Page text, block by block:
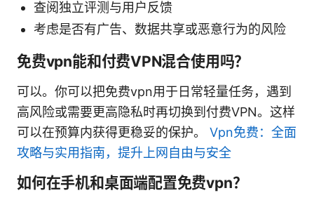
查阅独立评测与用户反馈
考虑是否有广告、数据共享或恶意行为的风险
免费vpn能和付费VPN混合使用吗？
可以。你可以把免费vpn用于日常轻量任务，遇到
高风险或需要更高隐私时再切换到付费VPN。这样
可以在预算内获得更稳妥的保护。 Vpn免费：全面
攻略与实用指南，提升上网自由与安全
如何在手机和桌面端配置免费vpn？